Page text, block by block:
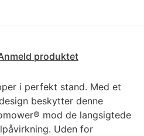
produktet
i perfekt stand. Med et
beskytter denne
mod de langsigtede
Uden for